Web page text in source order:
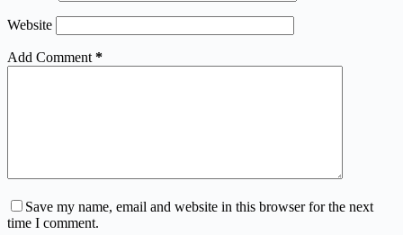
Website
Add Comment *
Save my name, email and website in this browser for the next
time I comment.